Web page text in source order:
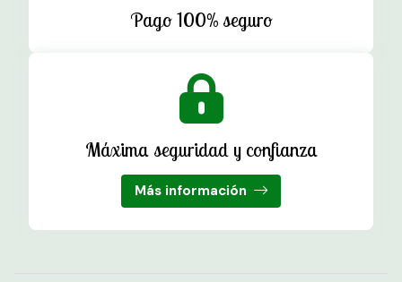
Pago 100% seguro
Máxima seguridad y confianza
Más información